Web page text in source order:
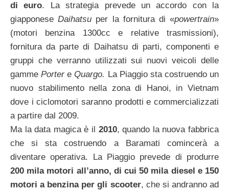
di euro. La strategia prevede un accordo con la
giapponeseDaihatsu per la fornitura di «powertrain»
(motori benzina 1300cc e relative trasmissioni),
fornitura da parte di Daihatsu di parti, componenti e
gruppi che verranno utilizzati sui nuovi veicoli delle
gammePortereQuargo. La Piaggio sta costruendo un
nuovo stabilimento nella zona di Hanoi, in Vietnam
dove i ciclomotori saranno prodotti e commercializzati
a partire dal 2009.
Ma la data magica è il 2010, quando la nuova fabbrica
che si sta costruendo a Baramati comincerà a
diventare operativa. La Piaggio prevede di produrre
200 mila motori all’anno, di cui 50 mila diesel e 150
motori a benzina per gli scooter, che si andranno ad